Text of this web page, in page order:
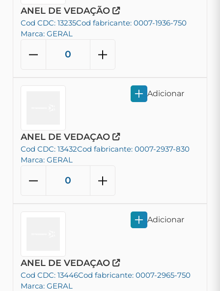
ANEL DE VEDAÇÃO
Cod CDC: 13235Cod fabricante: 0007-1936-750
Marca: GERAL
ANEL DE VEDAÇAO
Cod CDC: 13432Cod fabricante: 0007-2937-830
Marca: GERAL
Adicionar
ANEL DE VEDAÇAO
Cod CDC: 13446Cod fabricante: 0007-2965-750
Marca: GERAL
Adicionar